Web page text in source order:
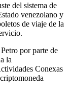
del sistema de
venezolano y
de viaje de la
por parte de
la
Conexas